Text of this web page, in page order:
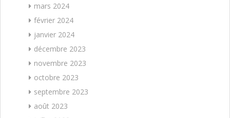
mars 2024
février 2024
janvier 2024
décembre 2023
novembre 2023
octobre 2023
septembre 2023
août 2023